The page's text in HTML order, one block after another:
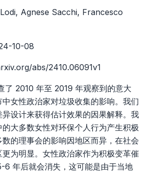
Agnese Sacchi, Francesco
10-08
abs/2410.06091v1
了 2010 年至 2019 年观察到的意大
女性政治家对垃圾收集的影响。我们
设计来获得估计效果的因果解释。我
大多数女性对环保个人行为产生积极
的理事会的影响因地区而异，在社会
为明显。女性政治家作为积极变革催
6 年后就会消失，这可能是由于当地